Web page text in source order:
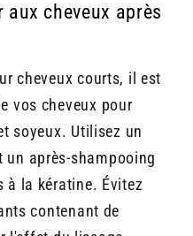
cheveux après
cheveux courts, il est
vos cheveux pour
soyeux. Utilisez un
après-shampooing
à la kératine. Évitez
contenant de